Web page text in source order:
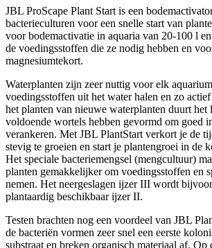
JBL ProScape Plant Start is een
bacterieculturen voor een snelle start van
voor bodemactivatie in aquaria van 20-100 l
de voedingsstoffen die ze nodig hebben en
magnesiumtekort.
Waterplanten zijn zeer nuttig voor elk
voedingsstoffen uit het water halen en zo
het planten van nieuwe waterplanten duurt het
voldoende wortels hebben gevormd om goed
verankeren. Met JBL PlantStart verkort je de
stevig te groeien en start je plantengroei in de
Het speciale bacteriemengsel (mengcultuur)
planten gemakkelijker om voedingsstoffen en
nemen. Het neergeslagen ijzer III wordt
plantaardig beschikbaar ijzer II.
Testen brachten nog een voordeel van JBL
de bacteriën vormen zeer snel een eerste
substraat en breken organisch materiaal af.